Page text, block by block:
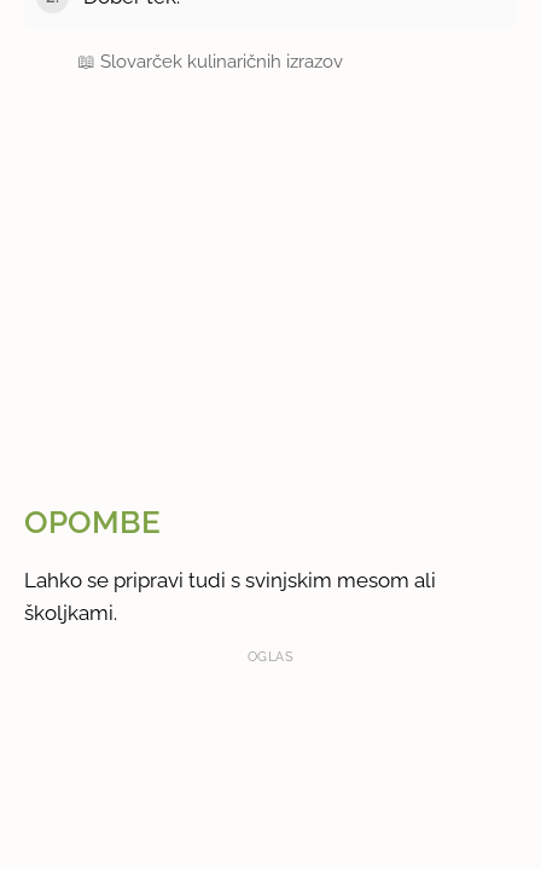
📖Slovarček kulinaričnih izrazov
OPOMBE
Lahko se pripravi tudi s svinjskim mesom ali
školjkami.
OGLAS